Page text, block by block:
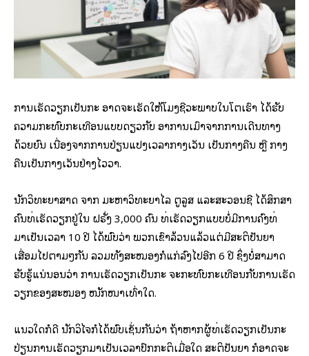
ການເຮັດວຽກເປັນກະ ອາດຈະເຮັດໃຫ້ໂມງຊີວະພາບໃນໂຕເຮົາ ໄດ້ຮັບ
ຄວາມກະທົບກະເທືອນແບບດຽວກັບ ອາການເມົາຈາກການເດີນທາງ
ດ້ວຍຍົນ ເນື່ອງຈາກການປ່ຽນແປງເວລາກາງເວັນ ເປັນກາງຄືນ ຫຼື ກາງ
ຄືນເປັນກາງເວັນຢ່າງໄວວາ.
ນັກວິທະຍາສາດ ຈາກ ມະຫາວິທະຍາໄລ ຕູລູສ ແລະສະວອນຊີ ໄດ້ສຶກສາ
ຄົນທີ່ເຮັດວຽກຢູ່ໃນ ຝຣັ່ງ 3,000 ຄົນ ທີ່ເຮັດວຽກແບບບໍ່ມີການຄົງທີ່
ມາເປັນເວລາ 10 ປີ ໄດ້ພົບວ່າ ພວກເຂົາລ້ວນແລ້ວແຕ່ມີສະຕິປັນຍາ
ເສື່ອມໄປຕາມໆກັນ ລວມທັງສະໝອງກໍແກ່ລົງໄປອີກ 6 ປີ ຊຶ່ງບໍ່ສາມາດ
ຮັບຮູ້ແນ່ນອນວ່າ ການເຮັດວຽກເປັນກະ ຈະກະທົບກະເທືອນກັບການເຮັດ
ວຽກຂອງສະໝອງ ໜັກໜາເທົ່າໃດ.
ແນວໃດກໍດີ ນັກວິໄຈກໍໄດ້ພົບເຊັ່ນກັນວ່າ ຖ້າຫາກຜູ້ທີ່ເຮັດວຽກເປັນກະ
ປ່ຽນການເຮັດວຽກມາເປັນເວລາປົກກະຕິເມື່ອໃດ ສະຕິປັນຍາ ກໍອາດຈະ